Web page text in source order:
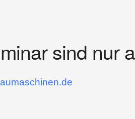
sind nur